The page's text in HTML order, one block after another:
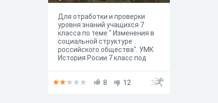
Для отработки и проверки
уровня знаний учащихся 7
класса по теме " Изменения в
социальной структуре
российского общества". УМК
История Росии.7 класс под
данный тест и8 12